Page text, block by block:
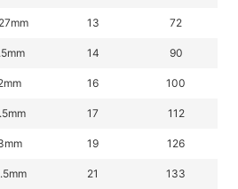
13 72
14 90
16 100
17 112
19 126
21 133